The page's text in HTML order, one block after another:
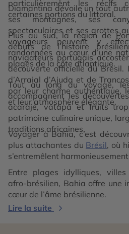
particulièrement les récifs
certaines portions du littoral.
Diamantina dévoile un tout
ses montagnes, ses
spectaculaires et ses grottes
voyageurs peuvent y
randonnées au cœur d’une
plages de la côte atlantique.
Plus au sud, la région de
débuts de l’histoire
navigateurs portugais
découverte officielle du Brésil.
d’Arraial d’Ajuda et de
par leur charme authentique,
et leur atmosphère élégante.
Tout au long du voyage,
accompagnent les
acarajé, vatapá et fruits
patrimoine culinaire unique,
traditions africaines.
Voyager à Bahia, c’est
plus attachantes du Brésil, où
s’entremêlent
Entre plages idylliques,
afro-brésilien, Bahia offre une
cœur de l’âme brésilienne.
Lire la suite